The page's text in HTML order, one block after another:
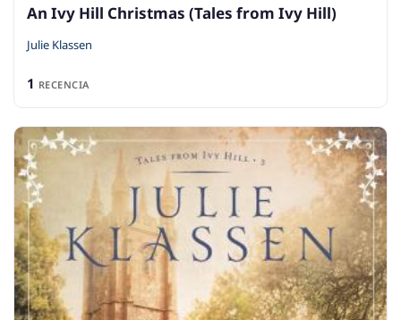
An Ivy Hill Christmas (Tales from Ivy Hill)
Julie Klassen
1 RECENCIA